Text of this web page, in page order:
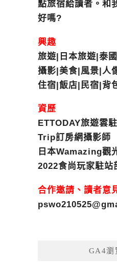
點旅宿給讀者。和
好嗎?
興趣
旅遊|日本旅遊|泰
攝影|美食|風景|人
住宿|飯店|民宿|背
資歷
ETTODAY旅遊雲
Trip訂房網攝影師
日本Wamazing觀
2022食尚玩家駐站
合作邀請、讀者意
GA4瀏